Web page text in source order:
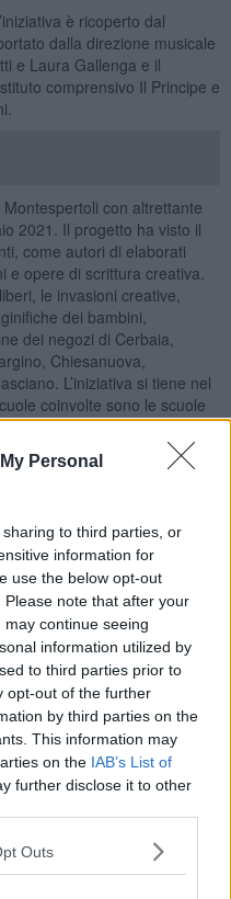
Personal
to third parties, or
information for
use the below opt-out
note that after your
continue seeing
information utilized by
to third parties prior to
opt-out of the further
by third parties on the
This information may
on the IAB’s List of
further disclose it to other
Outs
è ricoperto dal
dalla direzione musicale
e Laura Gallenga e il
comprensivo Il Principe e
con altrettante
2021. Il progetto ha visto il
come autori di elaborati
e opere di scrittura creativa.
le invasioni creative,
dei bambini,
dei negozi di Cerbaia,
Chiesanuova,
L’iniziativa si tiene nel
coinvolte sono le scuole
Cerbaia, Chiesanuova,
le primarie Collodi
Rodari di Cerbaia e la
Nievo” di San Casciano.
Maria Carli- che
bambine, stupiscono il
entra nel bar per un caffè.
attaccati ai muri di
pensiero infantile che
può accendersi
– scrive Gianni Rodari –
che la provoca, la costringe
nuove capacità di
lotta. E le parole lottano tra
di essere uniti nel
è impossibile senza il suo
l’altro. Un’integrazione totale
anche la terra lo è”.
scolastico